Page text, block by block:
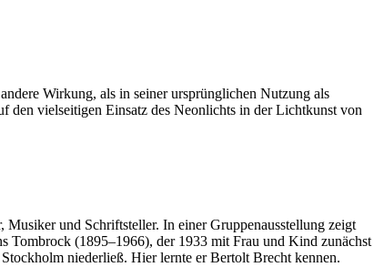
Wirkung, als in seiner ursprünglichen Nutzung als
vielseitigen Einsatz des Neonlichts in der Lichtkunst von
und Schriftsteller. In einer Gruppenausstellung zeigt
Tombrock (1895–1966), der 1933 mit Frau und Kind zunächst
niederließ. Hier lernte er Bertolt Brecht kennen.